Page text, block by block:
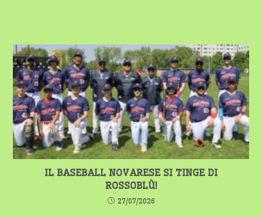
IL BASEBALL NOVARESE SI TINGE DI
ROSSOBLÙ!
27/07/2026